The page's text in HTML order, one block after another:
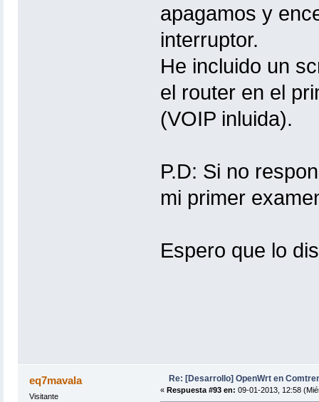
apagamos y
interruptor.
He incluido un
el router en el
(VOIP inluida).
P.D: Si no
mi primer
Espero que lo
eq7mavala
Visitante
Re: [Desarrollo] OpenWrt en
« Respuesta #93 en: 09-01-2013, 12:58